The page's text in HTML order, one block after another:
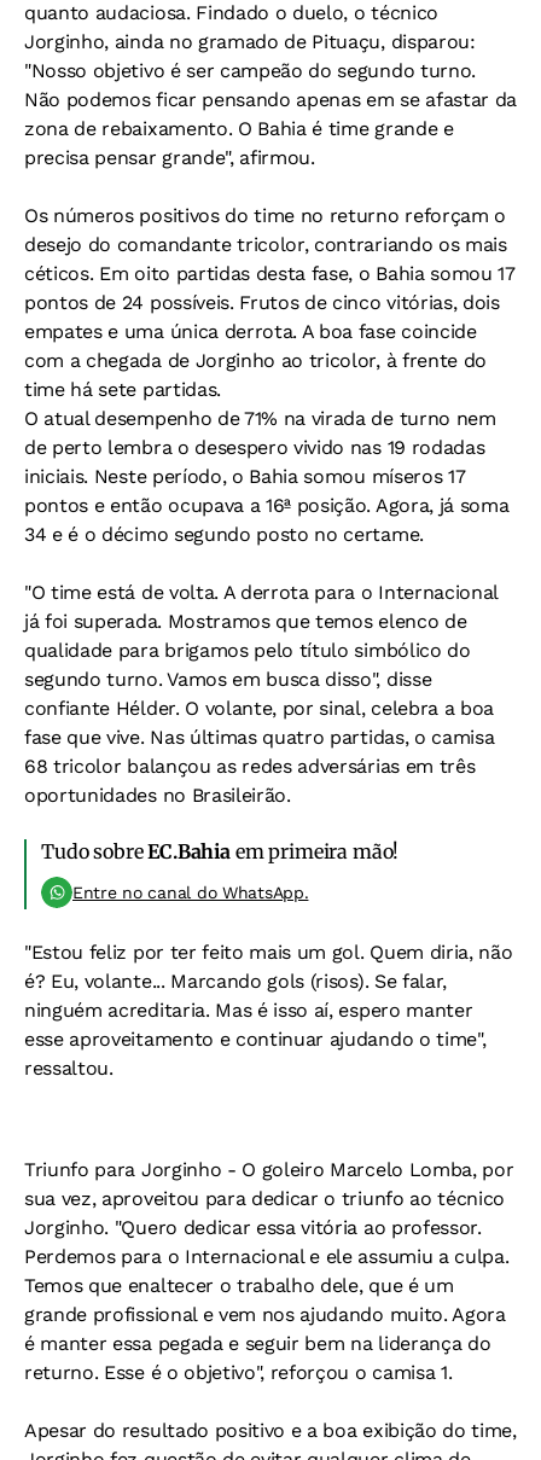
quanto audaciosa. Findado o duelo, o técnico
Jorginho, ainda no gramado de Pituaçu, disparou:
"Nosso objetivo é ser campeão do segundo turno.
Não podemos ficar pensando apenas em se afastar da
zona de rebaixamento. O Bahia é time grande e
precisa pensar grande", afirmou.
Os números positivos do time no returno reforçam o
desejo do comandante tricolor, contrariando os mais
céticos. Em oito partidas desta fase, o Bahia somou 17
pontos de 24 possíveis. Frutos de cinco vitórias, dois
empates e uma única derrota. A boa fase coincide
com a chegada de Jorginho ao tricolor, à frente do
time há sete partidas.
O atual desempenho de 71% na virada de turno nem
de perto lembra o desespero vivido nas 19 rodadas
iniciais. Neste período, o Bahia somou míseros 17
pontos e então ocupava a 16ª posição. Agora, já soma
34 e é o décimo segundo posto no certame.
"O time está de volta. A derrota para o Internacional
já foi superada. Mostramos que temos elenco de
qualidade para brigamos pelo título simbólico do
segundo turno. Vamos em busca disso", disse
confiante Hélder. O volante, por sinal, celebra a boa
fase que vive. Nas últimas quatro partidas, o camisa
68 tricolor balançou as redes adversárias em três
oportunidades no Brasileirão.
Tudo sobreEC.Bahiaem primeira mão!
Entre no canal do WhatsApp.
"Estou feliz por ter feito mais um gol. Quem diria, não
é? Eu, volante... Marcando gols (risos). Se falar,
ninguém acreditaria. Mas é isso aí, espero manter
esse aproveitamento e continuar ajudando o time",
ressaltou.
Triunfo para Jorginho - O goleiro Marcelo Lomba, por
sua vez, aproveitou para dedicar o triunfo ao técnico
Jorginho. "Quero dedicar essa vitória ao professor.
Perdemos para o Internacional e ele assumiu a culpa.
Temos que enaltecer o trabalho dele, que é um
grande profissional e vem nos ajudando muito. Agora
é manter essa pegada e seguir bem na liderança do
returno. Esse é o objetivo", reforçou o camisa 1.
Apesar do resultado positivo e a boa exibição do time,